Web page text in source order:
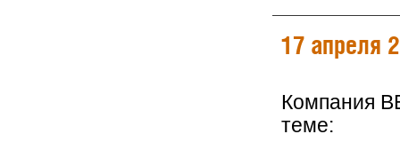
17 апреля
Компания
теме: